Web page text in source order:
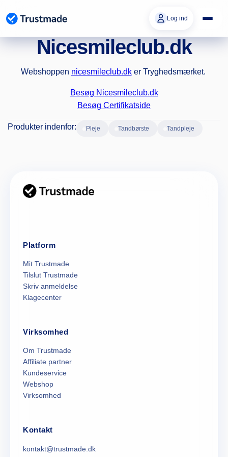
indhold
Log ind
Nicesmileclub.dk
Webshoppen nicesmileclub.dker Tryghedsmærket.
Besøg Nicesmileclub.dk
Besøg Certifikatside
Produkter indenfor: pleje tandbørste tandpleje
Platform
Mit Trustmade
Tilslut Trustmade
Skriv anmeldelse
Klagecenter
Virksomhed
Om Trustmade
Affiliate partner
Kundeservice
Webshop
Virksomhed
Kontakt
kontakt@trustmade.dk